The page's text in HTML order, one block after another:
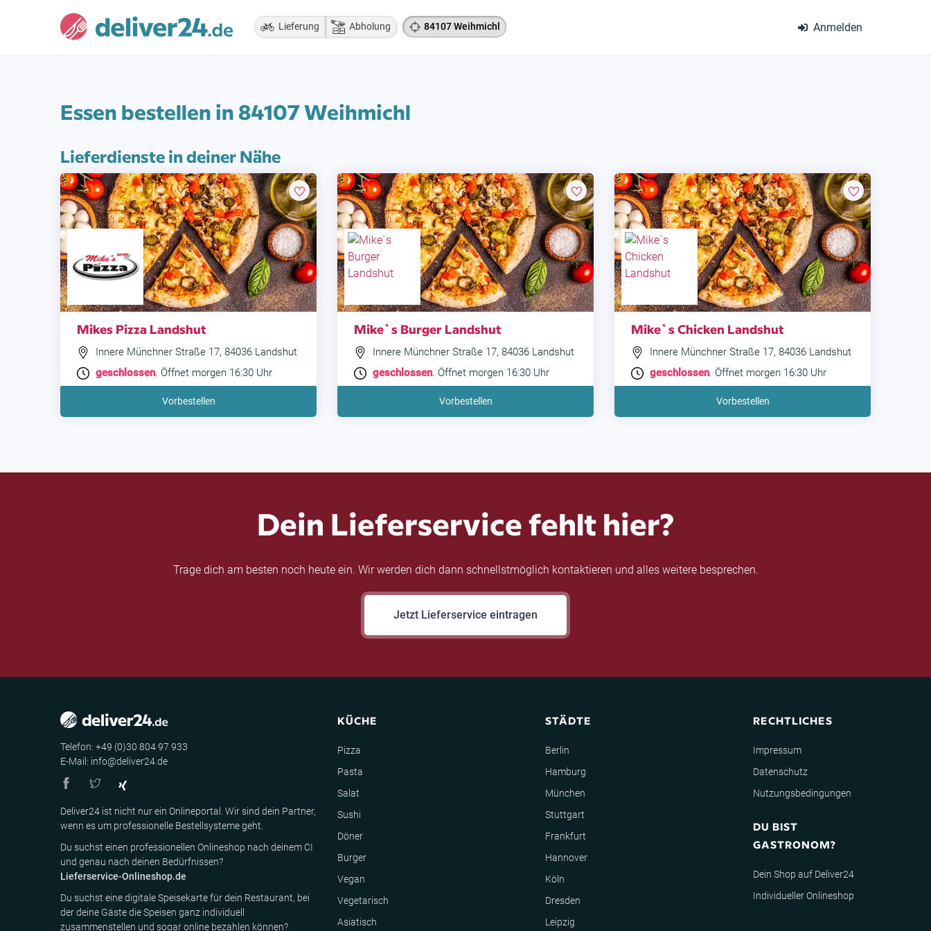
Anmelden
Lieferung Abholung 84107 Weihmichl
Essen bestellen in 84107 Weihmichl
Lieferdienste in deiner Nähe
Mikes Pizza Landshut
Innere Münchner Straße 17, 84036 Landshut
geschlossen. Öffnet morgen 16:30 Uhr
Vorbestellen
Mike`s Burger Landshut
Innere Münchner Straße 17, 84036 Landshut
geschlossen. Öffnet morgen 16:30 Uhr
Vorbestellen
Mike`s Chicken Landshut
Innere Münchner Straße 17, 84036 Landshut
geschlossen. Öffnet morgen 16:30 Uhr
Vorbestellen
Dein Lieferservice fehlt hier?
Trage dich am besten noch heute ein. Wir werden dich dann schnellstmöglich kontaktieren und alles weitere besprechen.
Jetzt Lieferservice eintragen
Telefon: +49 (0)30 804 97 933
E-Mail: info@deliver24.de
Deliver24 ist nicht nur ein Onlineportal. Wir sind dein Partner,
wenn es um professionelle Bestellsysteme geht.
Du suchst einen professionellen Onlineshop nach deinem CI
und genau nach deinen Bedürfnissen?
Lieferservice-Onlineshop.de
Du suchst eine digitale Speisekarte für dein Restaurant, bei
der deine Gäste die Speisen ganz individuell
zusammenstellen und sogar online bezahlen können?
KÜCHE
Pizza
Pasta
Salat
Sushi
Döner
Burger
Vegan
Vegetarisch
Asiatisch
STÄDTE
Berlin
Hamburg
München
Stuttgart
Frankfurt
Hannover
Köln
Dresden
Leipzig
RECHTLICHES
Impressum
Datenschutz
Nutzungsbedingungen
DU BIST
GASTRONOM?
Dein Shop auf Deliver24
Individueller Onlineshop